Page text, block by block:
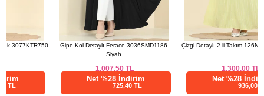
Gipe Kol Detaylı Ferace 3036SMD1186
Net %28 İndirim
Çizgi Detaylı 2 li Takım 126NZRK1200 Sarı
Net %28 İndirim